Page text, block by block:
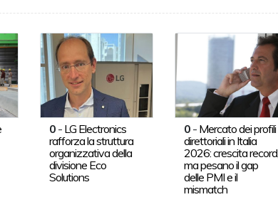
0- LG Electronics
rafforza la struttura
organizzativa della
divisione Eco
Solutions
0 - Mercato dei profili
direttoriali in Italia
2026: crescita record,
ma pesano il gap
delle PMI e il
mismatch